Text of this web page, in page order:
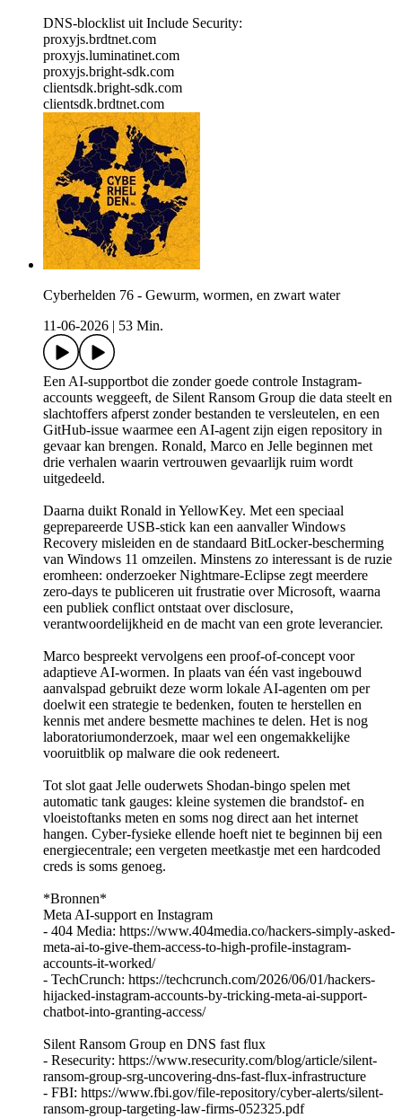
DNS-blocklist uit Include Security:
proxyjs.brdtnet.com
proxyjs.luminatinet.com
proxyjs.bright-sdk.com
clientsdk.bright-sdk.com
clientsdk.brdtnet.com
Cyberhelden 76 - Gewurm, wormen, en zwart water
11-06-2026
53 Min.
Een AI-supportbot die zonder goede controle Instagram-
accounts weggeeft, de Silent Ransom Group die data steelt en
slachtoffers afperst zonder bestanden te versleutelen, en een
GitHub-issue waarmee een AI-agent zijn eigen repository in
gevaar kan brengen. Ronald, Marco en Jelle beginnen met
drie verhalen waarin vertrouwen gevaarlijk ruim wordt
uitgedeeld.
Daarna duikt Ronald in YellowKey. Met een speciaal
geprepareerde USB-stick kan een aanvaller Windows
Recovery misleiden en de standaard BitLocker-bescherming
van Windows 11 omzeilen. Minstens zo interessant is de ruzie
eromheen: onderzoeker Nightmare-Eclipse zegt meerdere
zero-days te publiceren uit frustratie over Microsoft, waarna
een publiek conflict ontstaat over disclosure,
verantwoordelijkheid en de macht van een grote leverancier.
Marco bespreekt vervolgens een proof-of-concept voor
adaptieve AI-wormen. In plaats van één vast ingebouwd
aanvalspad gebruikt deze worm lokale AI-agenten om per
doelwit een strategie te bedenken, fouten te herstellen en
kennis met andere besmette machines te delen. Het is nog
laboratoriumonderzoek, maar wel een ongemakkelijke
vooruitblik op malware die ook redeneert.
Tot slot gaat Jelle ouderwets Shodan-bingo spelen met
automatic tank gauges: kleine systemen die brandstof- en
vloeistoftanks meten en soms nog direct aan het internet
hangen. Cyber-fysieke ellende hoeft niet te beginnen bij een
energiecentrale; een vergeten meetkastje met een hardcoded
creds is soms genoeg.
*Bronnen*
Meta AI-support en Instagram
- 404 Media: https://www.404media.co/hackers-simply-asked-
meta-ai-to-give-them-access-to-high-profile-instagram-
accounts-it-worked/
- TechCrunch: https://techcrunch.com/2026/06/01/hackers-
hijacked-instagram-accounts-by-tricking-meta-ai-support-
chatbot-into-granting-access/
Silent Ransom Group en DNS fast flux
- Resecurity: https://www.resecurity.com/blog/article/silent-
ransom-group-srg-uncovering-dns-fast-flux-infrastructure
- FBI: https://www.fbi.gov/file-repository/cyber-alerts/silent-
ransom-group-targeting-law-firms-052325.pdf